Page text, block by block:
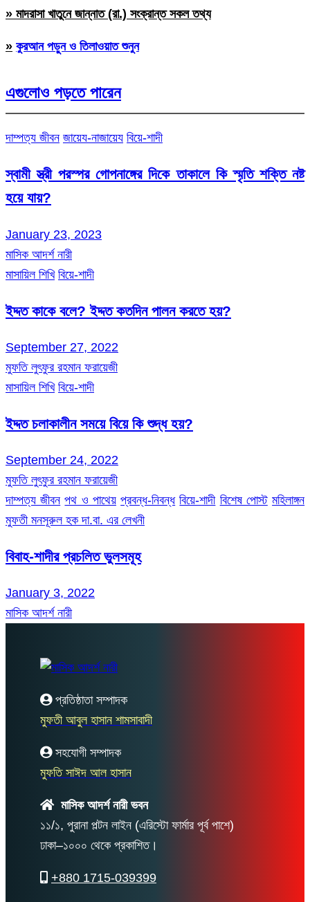
» মাদরাসা খাতুনে জান্নাত (রা.) সংক্রান্ত সকল তথ্য
» কুরআন পড়ুন ও তিলাওয়াত শুনুন
এগুলোও পড়তে পারেন
দাম্পত্য জীবন জায়েয-নাজায়েয বিয়ে-শাদী
স্বামী স্ত্রী পরস্পর গোপনাঙ্গের দিকে তাকালে কি স্মৃতি শক্তি নষ্ট
হয়ে যায়?
January 23, 2023
মাসিক আদর্শ নারী
মাসায়িল শিখি বিয়ে-শাদী
ইদ্দত কাকে বলে? ইদ্দত কতদিন পালন করতে হয়?
September 27, 2022
মুফতি লুৎফুর রহমান ফরায়েজী
মাসায়িল শিখি বিয়ে-শাদী
ইদ্দত চলাকালীন সময়ে বিয়ে কি শুদ্ধ হয়?
September 24, 2022
মুফতি লুৎফুর রহমান ফরায়েজী
দাম্পত্য জীবন পথ ও পাথেয় প্রবন্ধ-নিবন্ধ বিয়ে-শাদী বিশেষ পোস্ট মহিলাঙ্গন
মুফতী মনসূরুল হক দা.বা. এর লেখনী
বিবাহ-শাদীর প্রচলিত ভুলসমূহ
January 3, 2022
মাসিক আদর্শ নারী
প্রতিষ্ঠাতা সম্পাদক
মুফতী আবুল হাসান শামসাবাদী
সহযোগী সম্পাদক
মুফতি সাঈদ আল হাসান
মাসিক আদর্শ নারী ভবন
১১/১, পুরানা পল্টন লাইন (এরিস্টো ফার্মার পূর্ব পাশে)
ঢাকা–১০০০ থেকে প্রকাশিত।
+880 1715-039399